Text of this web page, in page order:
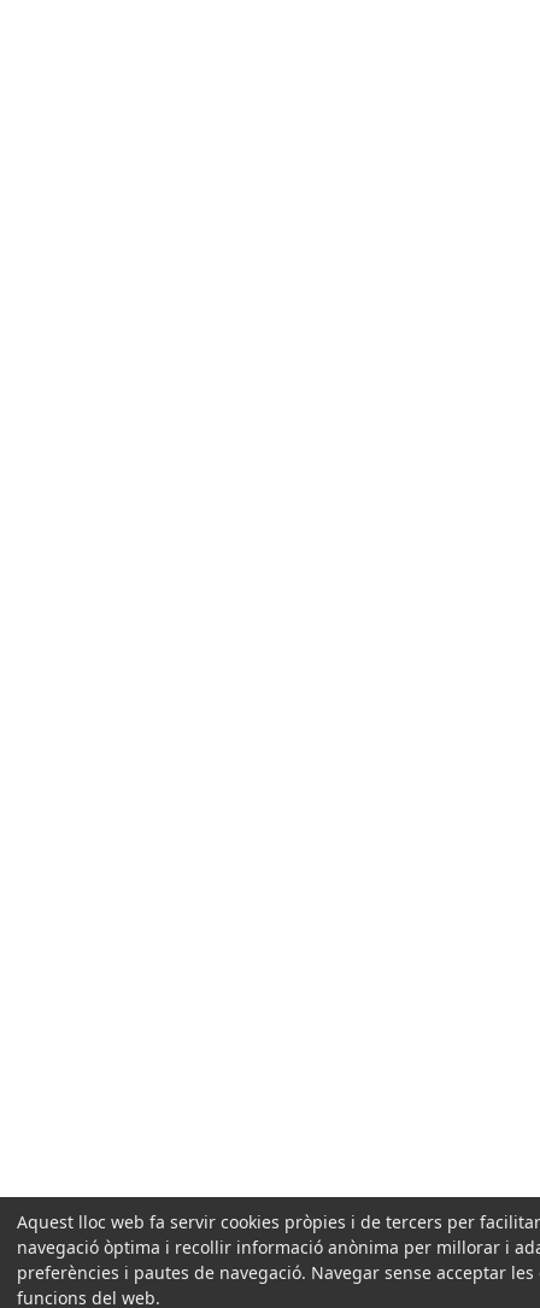
Aquest lloc web fa servir cookies pròpies i de tercers per
navegació òptima i recollir informació anònima per millorar i
preferències i pautes de navegació. Navegar sense acceptar
funcions del web.